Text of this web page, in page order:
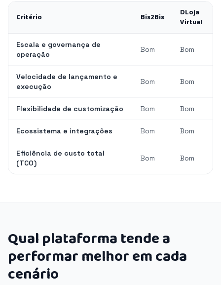
Critério Bis2Bis
DLoja
Virtual
Escala e governança de
operação
Bom Bom
Velocidade de lançamento e
execução
Bom Bom
Flexibilidade de customização Bom Bom
Ecossistema e integrações Bom Bom
Eficiência de custo total
(TCO)
Bom Bom
Qual plataforma tende a
performar melhor em cada
cenário